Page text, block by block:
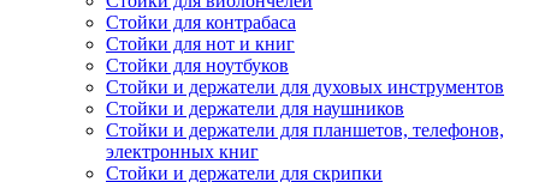
Стойки для контрабаса
Стойки для нот и книг
Стойки для ноутбуков
Стойки и держатели для духовых инструментов
Стойки и держатели для наушников
Стойки и держатели для планшетов, телефонов,
электронных книг
Стойки и держатели для скрипки